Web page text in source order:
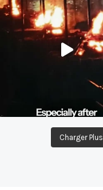
Charger Plus